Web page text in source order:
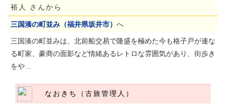
裕人 さんから
三国湊の町並み（福井県坂井市） へ
三国湊の町並みは、北前船交易で隆盛を極めた今も格子戸が連な
る町家、豪商の面影など情緒あるレトロな雰囲気があり、街歩き
をや…
なおきち（古旅管理人）